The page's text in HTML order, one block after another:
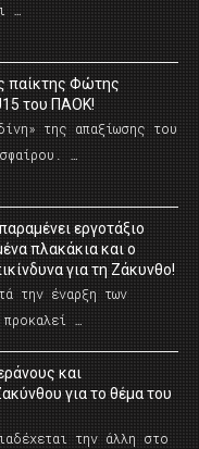
…
παίκτης Φώτης
του ΠΑΟΚ!
της απαξίωσης του
…
εργοτάξιο
πλακάκια και ο
για τη Ζάκυνθο!
την έναρξη των
…
και
για το θέμα του
την άλλη στο